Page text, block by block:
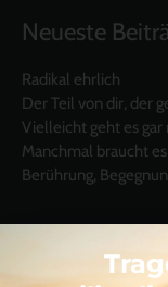
Neueste
Radikal ehrlich
Der Teil von dir, der
Vielleicht geht es
Manchmal braucht
Berührung,